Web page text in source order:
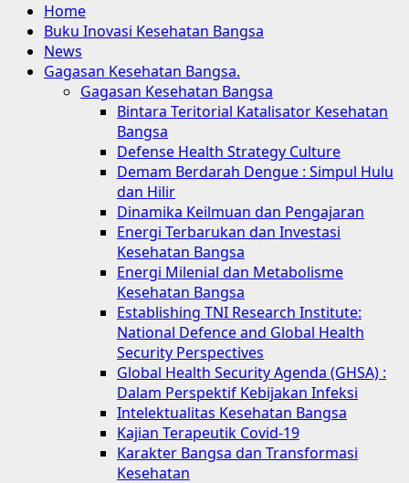
Home
Buku Inovasi Kesehatan Bangsa
News
Gagasan Kesehatan Bangsa.
Gagasan Kesehatan Bangsa
Bintara Teritorial Katalisator Kesehatan
Bangsa
Defense Health Strategy Culture
Demam Berdarah Dengue : Simpul Hulu
dan Hilir
Dinamika Keilmuan dan Pengajaran
Energi Terbarukan dan Investasi
Kesehatan Bangsa
Energi Milenial dan Metabolisme
Kesehatan Bangsa
Establishing TNI Research Institute:
National Defence and Global Health
Security Perspectives
Global Health Security Agenda (GHSA) :
Dalam Perspektif Kebijakan Infeksi
Intelektualitas Kesehatan Bangsa
Kajian Terapeutik Covid-19
Karakter Bangsa dan Transformasi
Kesehatan